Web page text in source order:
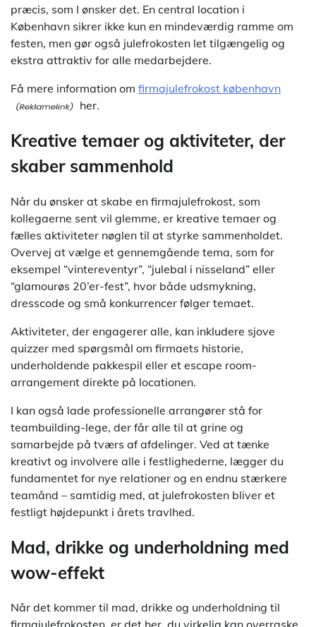
præcis, som I ønsker det. En central location i
København sikrer ikke kun en mindeværdig ramme om
festen, men gør også julefrokosten let tilgængelig og
ekstra attraktiv for alle medarbejdere.
Få mere information om firmajulefrokost københavn
her.
Kreative temaer og aktiviteter, der
skaber sammenhold
Når du ønsker at skabe en firmajulefrokost, som
kollegaerne sent vil glemme, er kreative temaer og
fælles aktiviteter nøglen til at styrke sammenholdet.
Overvej at vælge et gennemgående tema, som for
eksempel “vintereventyr”, “julebal i nisseland” eller
“glamourøs 20’er-fest”, hvor både udsmykning,
dresscode og små konkurrencer følger temaet.
Aktiviteter, der engagerer alle, kan inkludere sjove
quizzer med spørgsmål om firmaets historie,
underholdende pakkespil eller et escape room-
arrangement direkte på locationen.
I kan også lade professionelle arrangører stå for
teambuilding-lege, der får alle til at grine og
samarbejde på tværs af afdelinger. Ved at tænke
kreativt og involvere alle i festlighederne, lægger du
fundamentet for nye relationer og en endnu stærkere
teamånd – samtidig med, at julefrokosten bliver et
festligt højdepunkt i årets travlhed.
Mad, drikke og underholdning med
wow-effekt
Når det kommer til mad, drikke og underholdning til